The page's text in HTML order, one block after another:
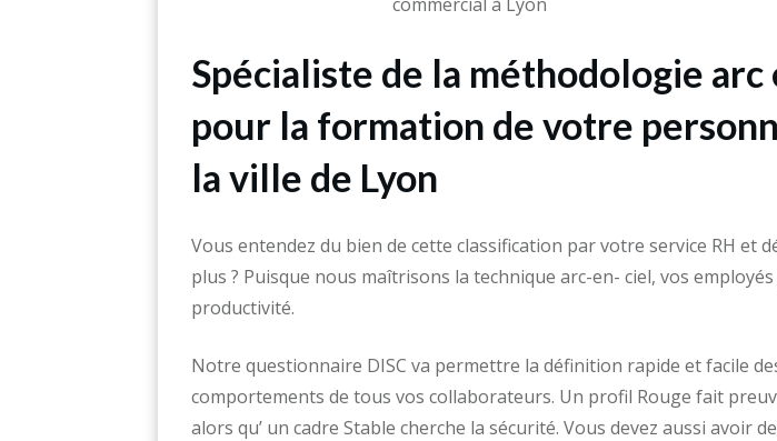
Spécialiste de la méthodologie arc
pour la formation de votre
la ville de Lyon
Vous entendez du bien de cette classification par votre service RH et
plus ? Puisque nous maîtrisons la technique arc-en- ciel, vos
productivité.
Notre questionnaire DISC va permettre la définition rapide et facile
comportements de tous vos collaborateurs. Un profil Rouge fait
alors qu’ un cadre Stable cherche la sécurité. Vous devez aussi avoir